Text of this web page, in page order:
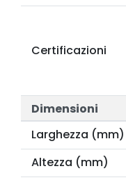
Certificazioni
Dimensioni
Larghezza (mm)
Altezza (mm)